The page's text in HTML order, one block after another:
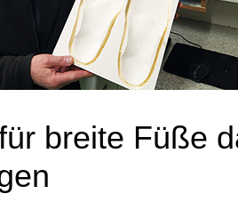
breite Füße